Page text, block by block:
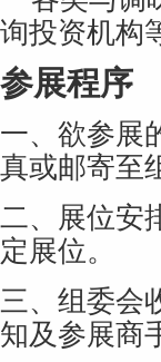
询投资机构
参展程序
一、欲参展
真或邮寄至
二、展位
定展位。
三、组委会
知及参展商